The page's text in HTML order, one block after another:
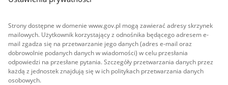
Strony dostępne w domenie www.gov.pl mogą zawierać adresy skrzynek
mailowych. Użytkownik korzystający z odnośnika będącego adresem e-
mail zgadza się na przetwarzanie jego danych (adres e-mail oraz
dobrowolnie podanych danych w wiadomości) w celu przesłania
odpowiedzi na przesłane pytania. Szczegóły przetwarzania danych przez
każdą z jednostek znajdują się w ich politykach przetwarzania danych
osobowych.